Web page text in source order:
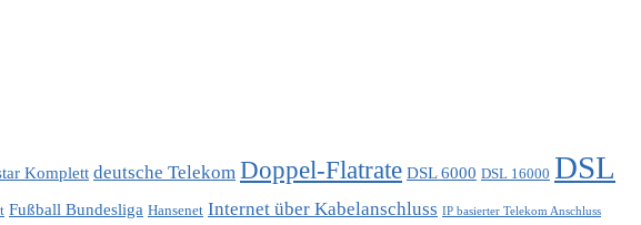
Komplett deutsche Telekom Doppel-Flatrate DSL 6000 DSL 16000 DSL
Fußball Bundesliga Hansenet Internet über Kabelanschluss IP basierter Telekom Anschluss